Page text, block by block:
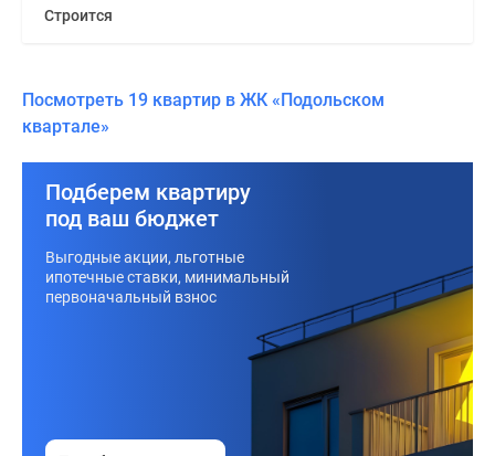
Строится
Посмотреть 19 квартир в ЖК «Подольском
квартале»
Подберем квартиру
под ваш бюджет
Выгодные акции, льготные
ипотечные ставки, минимальный
первоначальный взнос